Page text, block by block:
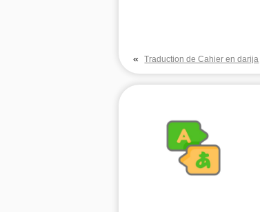
« Traduction de Cahier en darija